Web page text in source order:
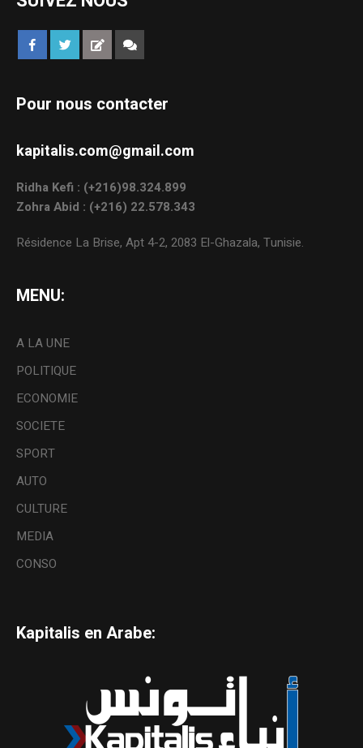
Pour nous contacter
kapitalis.com@gmail.com
Ridha Kefi : (+216)98.324.899
Zohra Abid : (+216) 22.578.343
Résidence La Brise, Apt 4-2, 2083 El-Ghazala, Tunisie.
MENU:
A LA UNE
POLITIQUE
ECONOMIE
SOCIETE
SPORT
AUTO
CULTURE
MEDIA
CONSO
Kapitalis en Arabe: